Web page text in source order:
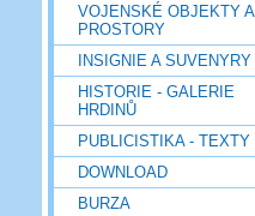
VOJENSKÉ OBJEKTY A
PROSTORY
INSIGNIE A SUVENYRY
HISTORIE - GALERIE
HRDINŮ
PUBLICISTIKA - TEXTY
DOWNLOAD
BURZA